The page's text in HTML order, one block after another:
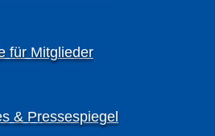
für Mitglieder
& Pressespiegel